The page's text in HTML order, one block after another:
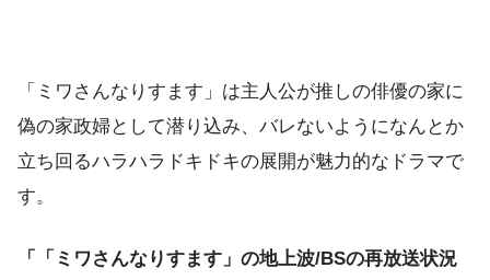
「ミワさんなりすます」は主人公が推しの俳優の家に
偽の家政婦として潜り込み、バレないようになんとか
立ち回るハラハラドキドキの展開が魅力的なドラマで
す。
「「ミワさんなりすます」の地上波/BSの再放送状況